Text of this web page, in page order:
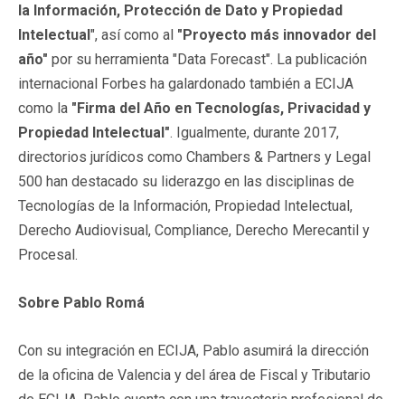
la Información, Protección de Dato y Propiedad
Intelectual", así como al "Proyecto más innovador del
año" por su herramienta "Data Forecast". La publicación
internacional Forbes ha galardonado también a ECIJA
como la "Firma del Año en Tecnologías, Privacidad y
Propiedad Intelectual". Igualmente, durante 2017,
directorios jurídicos como Chambers & Partners y Legal
500 han destacado su liderazgo en las disciplinas de
Tecnologías de la Información, Propiedad Intelectual,
Derecho Audiovisual, Compliance, Derecho Merecantil y
Procesal.
Sobre Pablo Romá
Con su integración en ECIJA, Pablo asumirá la dirección
de la oficina de Valencia y del área de Fiscal y Tributario